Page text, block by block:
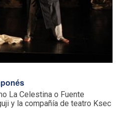
La Celestina o Fuente
y la compañía de teatro Ksec